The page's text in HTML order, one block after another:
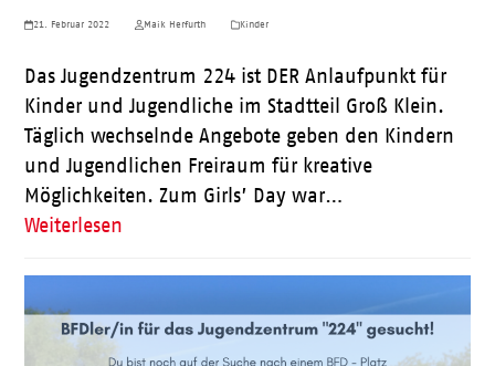
21. Februar 2022 Maik Herfurth Kinder
Das Jugendzentrum 224 ist DER Anlaufpunkt für
Kinder und Jugendliche im Stadtteil Groß Klein.
Täglich wechselnde Angebote geben den Kindern
und Jugendlichen Freiraum für kreative
Möglichkeiten. Zum Girls’ Day war…
Weiterlesen